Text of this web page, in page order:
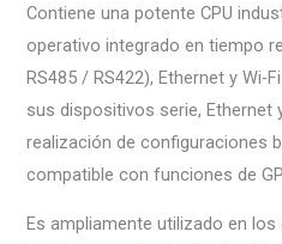
Contiene una potente CPU
operativo integrado en tiempo
RS485 / RS422), Ethernet y Wi-
sus dispositivos serie, Ethernet
realización de configuraciones
compatible con funciones de
Es ampliamente utilizado en